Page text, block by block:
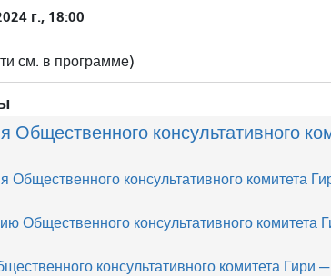
г., 18:00
см. в программе)
Общественного консультативного
Общественного консультативного комитета
Общественного консультативного комитета
консультативного комитета Гири